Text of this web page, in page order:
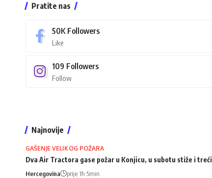
Pratite nas
50K Followers
Like
109 Followers
Follow
Najnovije
GAŠENJE VELIKOG POŽARA
Dva Air Tractora gase požar u Konjicu, u subotu stiže i treći
Hercegovina prije 1h 5min